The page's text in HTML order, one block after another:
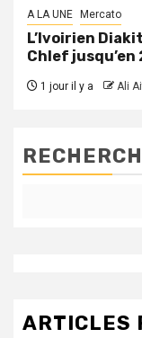
A LA UNE Mercato
L’Ivoirien
Chlef jusqu’en
1 jour il y a Ali
ARTICLES